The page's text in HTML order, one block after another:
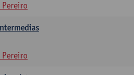
Pereiro
Pereiro